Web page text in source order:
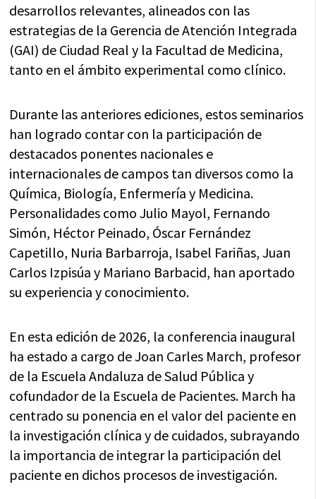
desarrollos relevantes, alineados con las
estrategias de la Gerencia de Atención Integrada
(GAI) de Ciudad Real y la Facultad de Medicina,
tanto en el ámbito experimental como clínico.
Durante las anteriores ediciones, estos seminarios
han logrado contar con la participación de
destacados ponentes nacionales e
internacionales de campos tan diversos como la
Química, Biología, Enfermería y Medicina.
Personalidades como Julio Mayol, Fernando
Simón, Héctor Peinado, Óscar Fernández
Capetillo, Nuria Barbarroja, Isabel Fariñas, Juan
Carlos Izpisúa y Mariano Barbacid, han aportado
su experiencia y conocimiento.
En esta edición de 2026, la conferencia inaugural
ha estado a cargo de Joan Carles March, profesor
de la Escuela Andaluza de Salud Pública y
cofundador de la Escuela de Pacientes. March ha
centrado su ponencia en el valor del paciente en
la investigación clínica y de cuidados, subrayando
la importancia de integrar la participación del
paciente en dichos procesos de investigación.